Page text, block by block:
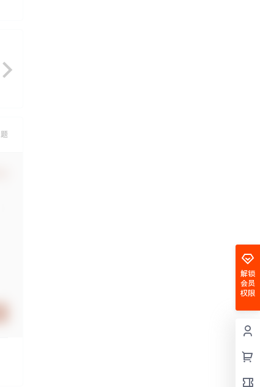
解锁
会员
权限